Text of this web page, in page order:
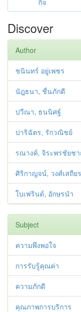
กิจ
Discover
Author
ชนินทร์ อยู่เพชร
นัฎธนา, ชื่นภักดี
ปวีณา, ธนนิศฐ์
ปาริฉัตร, รักวณิชย์
รณางค์, จิระพรชัยช
ศิริกาญจน์, วงศ์เสถียร
ใบเฟรินด์, อักษรนำ
Subject
ความพึงพอใจ
การรับรู้คุณค่า
ความภักดี
คุณภาพการบริการ